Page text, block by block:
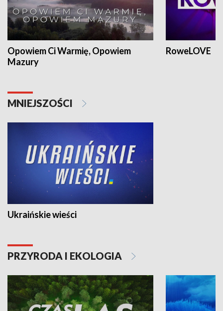
Opowiem Ci Warmię, Opowiem
Mazury
RoweLOVE
MNIEJSZOŚCI
Ukraińskie wieści
PRZYRODA I EKOLOGIA